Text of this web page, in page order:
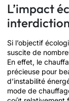
L’impact
interdiction
Si l’objectif
suscite de
En effet, le
précieuse pour
d’instabilité
mode de